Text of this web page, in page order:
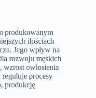
produkowanym
ilościach
Jego wpływ na
rozwoju męskich
wzrost owłosienia
procesy
produkcję